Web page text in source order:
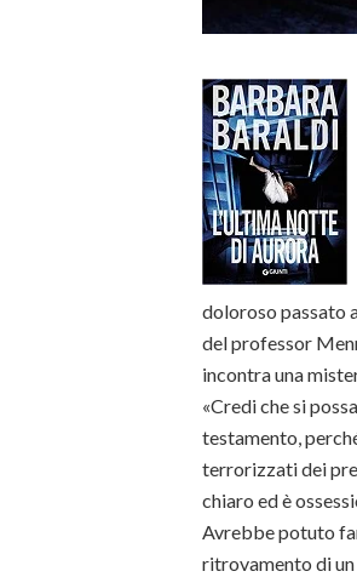
doloroso passato
del professor
incontra una
«Credi che si
testamento,
terrorizzati dei
chiaro ed è
Avrebbe potuto
ritrovamento di un